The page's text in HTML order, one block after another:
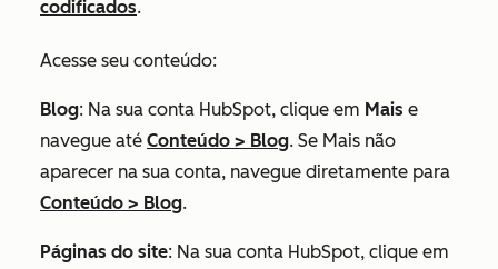
codificados.
Acesse seu conteúdo:
Blog: Na sua conta HubSpot, clique em Mais e
navegue até Conteúdo > Blog. Se Mais não
aparecer na sua conta, navegue diretamente para
Conteúdo > Blog.
Páginas do site: Na sua conta HubSpot, clique em